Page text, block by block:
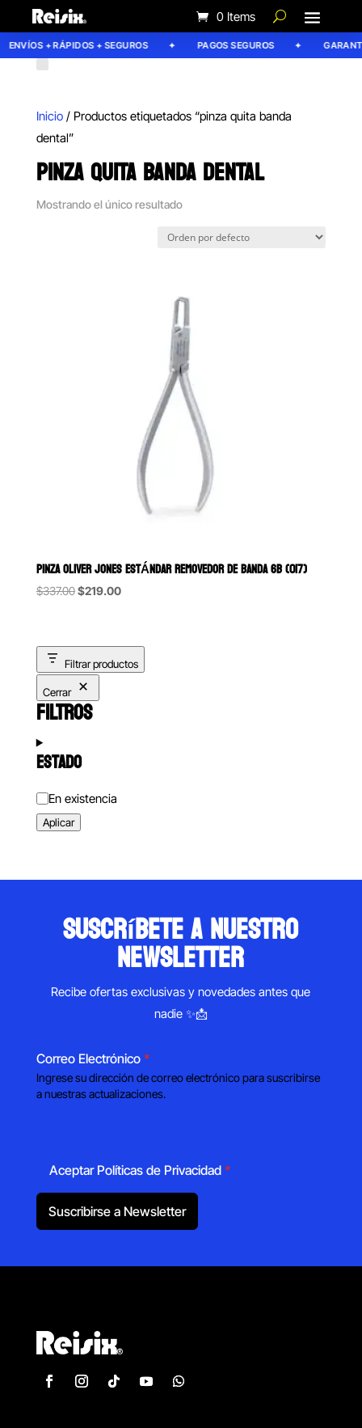
0 Items
ENVÍOS + RÁPIDOS + SEGUROS PAGOS SEGUROS
Inicio/ Productos etiquetados “pinza quita banda
dental”
PINZA QUITA BANDA DENTAL
Mostrando el único resultado
PINZA OLIVER JONES ESTÁNDAR REMOVEDOR DE BANDA 6B (017)
$337.00Original
$337.00.
$219.00Current
$219.00.
Filtrar productos
Cerrar
FILTROS
ESTADO
Estado
En existencia
Aplicar
suscríbete a nuestro
newsletter
Recibe ofertas exclusivas y novedades antes que
nadie ✨📩
Correo Electrónico *
Ingrese su dirección de correo electrónico para suscribirse
a nuestras actualizaciones.
Aceptar Políticas de Privacidad *
Suscribirse a Newsletter